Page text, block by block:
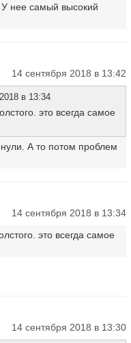
нее самый высокий
14 сентября 2018 в 13:42
в 13:34
это всегда самое
А то потом проблем
14 сентября 2018 в 13:34
это всегда самое
14 сентября 2018 в 13:30